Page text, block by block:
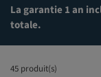
La garantie 1 an
totale.
45 produit(s)